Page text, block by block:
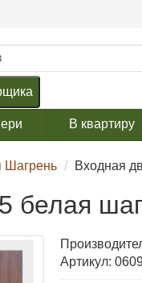
В квартиру
Шагрень Входная
белая
Артикул: